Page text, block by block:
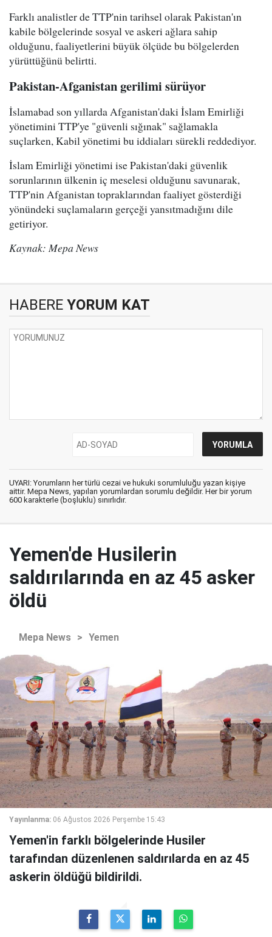
Farklı analistler de TTP'nin tarihsel olarak Pakistan'ın
kabile bölgelerinde sosyal ve askeri ağlara sahip
olduğunu, faaliyetlerini büyük ölçüde bu bölgelerden
yürüttüğünü belirtti.
Pakistan-Afganistan gerilimi sürüyor
İslamabad son yıllarda Afganistan'daki İslam Emirliği
yönetimini TTP'ye "güvenli sığınak" sağlamakla
suçlarken, Kabil yönetimi bu iddiaları sürekli reddediyor.
İslam Emirliği yönetimi ise Pakistan'daki güvenlik
sorunlarının ülkenin iç meselesi olduğunu savunarak,
TTP'nin Afganistan topraklarından faaliyet gösterdiği
yönündeki suçlamaların gerçeği yansıtmadığını dile
getiriyor.
Kaynak: Mepa News
HABERE YORUM KAT
UYARI: Yorumların her türlü cezai ve hukuki sorumluluğu yazan kişiye
aittir. Mepa News, yapılan yorumlardan sorumlu değildir. Her bir yorum
600 karakterle (boşluklu) sınırlıdır.
Yemen'de Husilerin
saldırılarında en az 45 asker
öldü
Mepa News > Yemen
Yayınlanma: 06 Ağustos 2026 Perşembe 15:43
Yemen'in farklı bölgelerinde Husiler
tarafından düzenlenen saldırılarda en az 45
askerin öldüğü bildirildi.